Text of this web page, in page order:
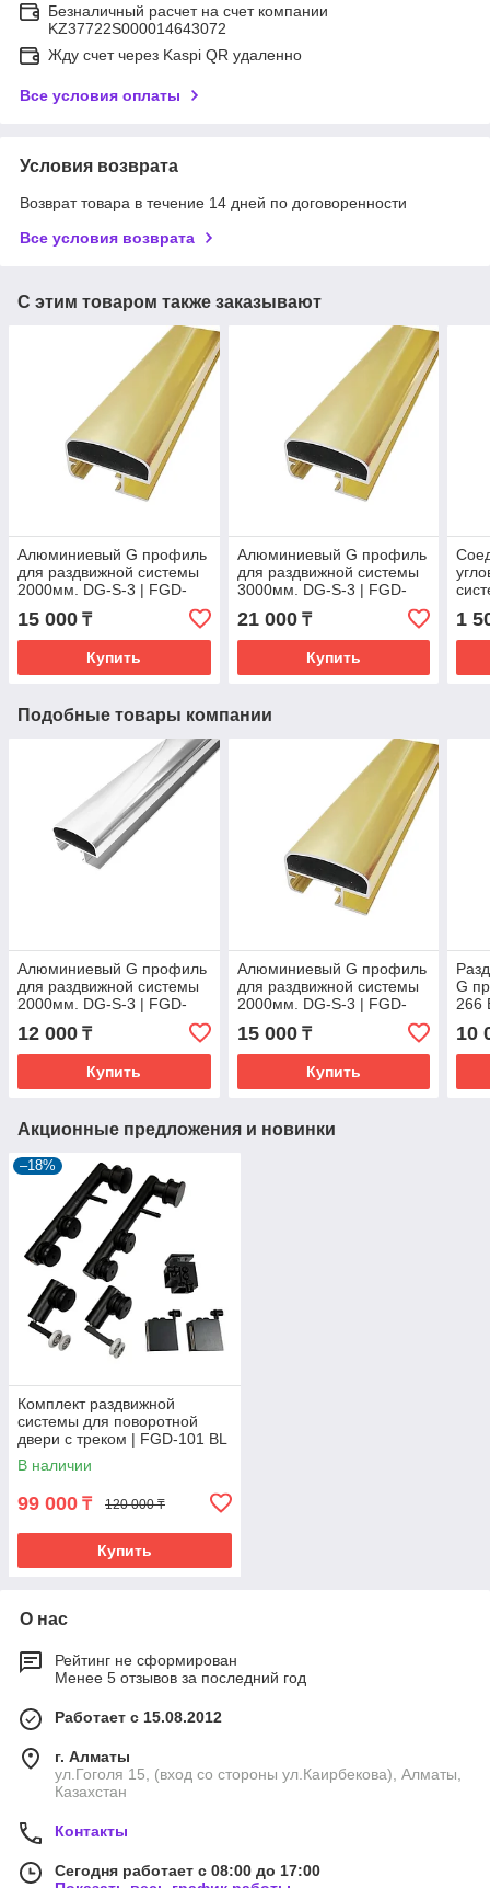
Безналичный расчет на счет компании
KZ37722S000014643072
Жду счет через Kaspi QR удаленно
Все условия оплаты
Условия возврата
Возврат товара в течение 14 дней по договоренности
Все условия возврата
С этим товаром также заказывают
Алюминиевый G профиль
для раздвижной системы
2000мм. DG-S-3 | FGD-
266.3 TP | Глянцевое
золото
15 000 ₸
Купить
Алюминиевый G профиль
для раздвижной системы
3000мм. DG-S-3 | FGD-
266.4 TP | Глянцевое
золото
21 000₸
Купить
1
Подобные товары компании
Алюминиевый G профиль
для раздвижной системы
2000мм. DG-S-3 | FGD-
12 000 ₸
Купить
Алюминиевый G профиль
для раздвижной системы
2000мм. DG-S-3 | FGD-
золото
15 000₸
Купить
G
266
10
Акционные предложения и новинки
–18%
Комплект раздвижной
системы для поворотной
двери с треком | FGD-101 BL
| Черная
В наличии
99 000 ₸ 120 000 ₸
Купить
О нас
Рейтинг не сформирован
Менее 5 отзывов за последний год
Работает с 15.08.2012
г. Алматы
ул.Гоголя 15, (вход со стороны ул.Каирбекова), Алматы,
Казахстан
Контакты
Сегодня работает с 08:00 до 17:00